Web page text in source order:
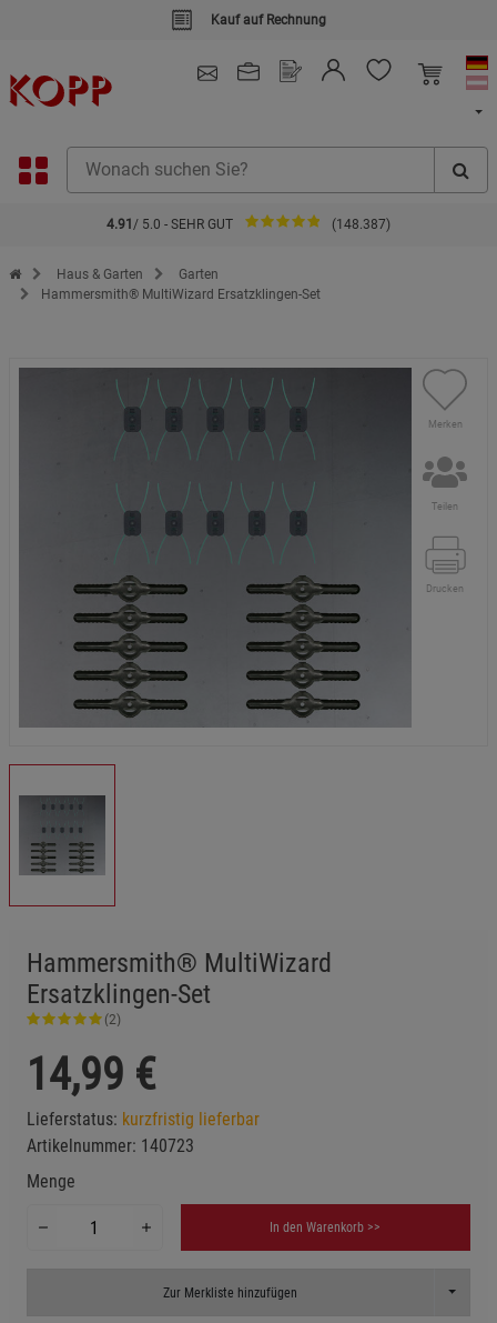
Kauf auf Rechnung
4.91 / 5.0 - SEHR GUT (148.387)
Zur Startseite des Kopp Verlag Online-Shop
Haus & Garten
Garten
Hammersmith® MultiWizard Ersatzklingen-Set
Merken
Teilen
Drucken
Hammersmith® MultiWizard
Ersatzklingen-Set
(2)
14,99 €
Lieferstatus: kurzfristig lieferbar
Artikelnummer: 140723
Menge
In den Warenkorb >>
Zur Merkliste hinzufügen Toggle